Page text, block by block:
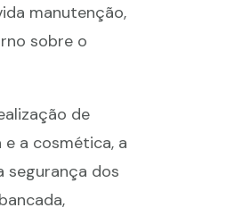
manutenção,
sobre o
de
a cosmética, a
segurança dos